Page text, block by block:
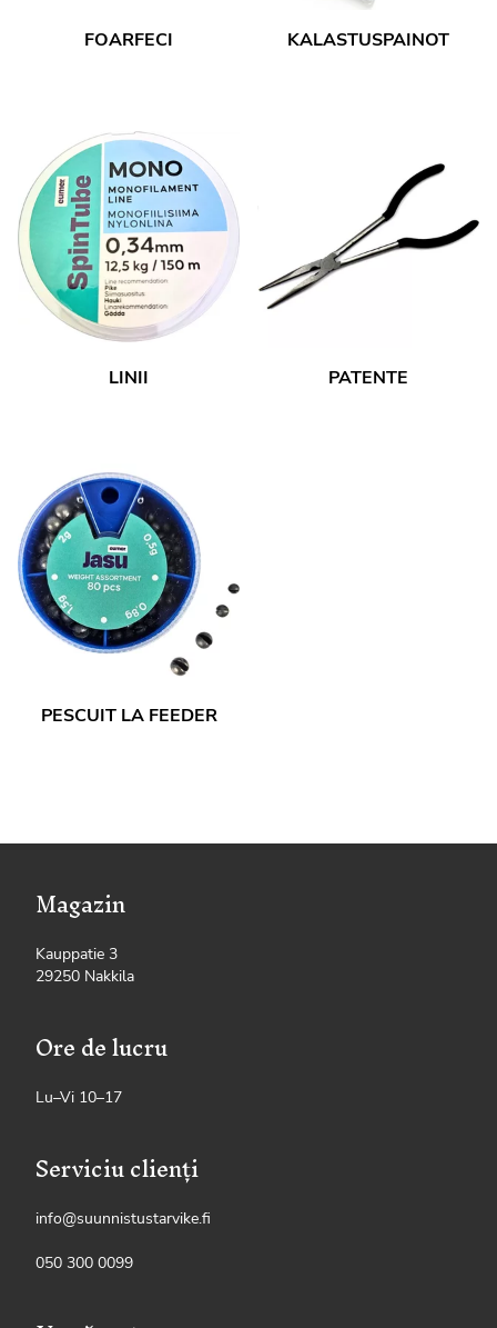
FOARFECI KALASTUSPAINOT
LINII PATENTE
PESCUIT LA FEEDER
Magazin
Kauppatie 3
29250 Nakkila
Ore de lucru
Lu–Vi 10–17
Serviciu clienți
info@suunnistustarvike.fi
050 300 0099